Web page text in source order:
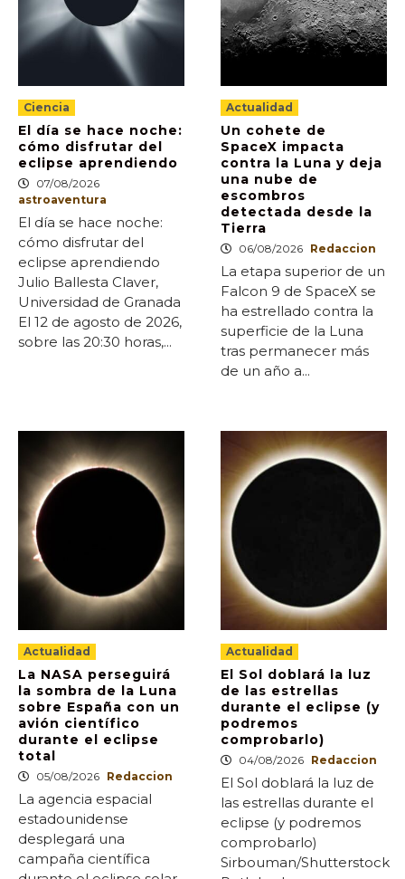
Ciencia
El día se hace noche:
cómo disfrutar del
eclipse aprendiendo
07/08/2026
astroaventura
El día se hace noche:
cómo disfrutar del
eclipse aprendiendo
Julio Ballesta Claver,
Universidad de Granada
El 12 de agosto de 2026,
sobre las 20:30 horas,...
Actualidad
Un cohete de
SpaceX impacta
contra la Luna y deja
una nube de
escombros
detectada desde la
Tierra
06/08/2026 Redaccion
La etapa superior de un
Falcon 9 de SpaceX se
ha estrellado contra la
superficie de la Luna
tras permanecer más
de un año a...
Actualidad
La NASA perseguirá
la sombra de la Luna
sobre España con un
avión científico
durante el eclipse
total
05/08/2026 Redaccion
La agencia espacial
estadounidense
desplegará una
campaña científica
Actualidad
El Sol doblará la luz
de las estrellas
durante el eclipse (y
podremos
comprobarlo)
04/08/2026 Redaccion
El Sol doblará la luz de
las estrellas durante el
eclipse (y podremos
comprobarlo)
Sirbouman/Shutterstock